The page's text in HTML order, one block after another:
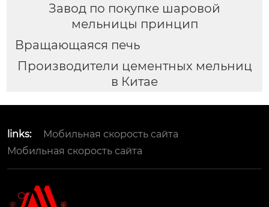
Завод по покупке шаровой
мельницы принцип
Вращающаяся печь
Производители цементных мельниц
в Китае
links:
Мобильная скорость сайта
Мобильная скорость сайта